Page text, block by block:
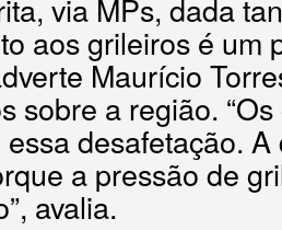
via MPs, dada
aos grileiros é um
Maurício
sobre a região.
desafetação.
a pressão de
avalia.